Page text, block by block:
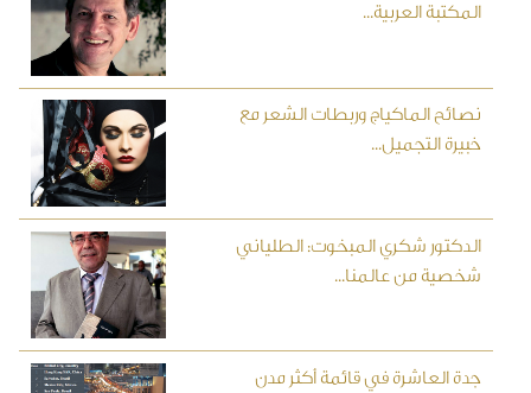
المكتبة العربية...
نصائح الماكياج وربطات الشعر مع
خبيرة التجميل...
الدكتور شكري المبخوت: الطلياني
شخصية من عالمنا...
جدة العاشرة في قائمة أكثر مدن